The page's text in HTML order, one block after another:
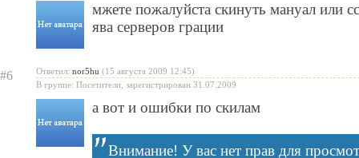
мжете пожалуйста скинуть мануал или
ява серверов грации
#6 Ответил: nor5hu (15 августа 2009 12:45)
В группе: Посетители, зарегистрирован 31.07.2009
а вот и ошибки по скилам
Внимание! У вас нет прав для